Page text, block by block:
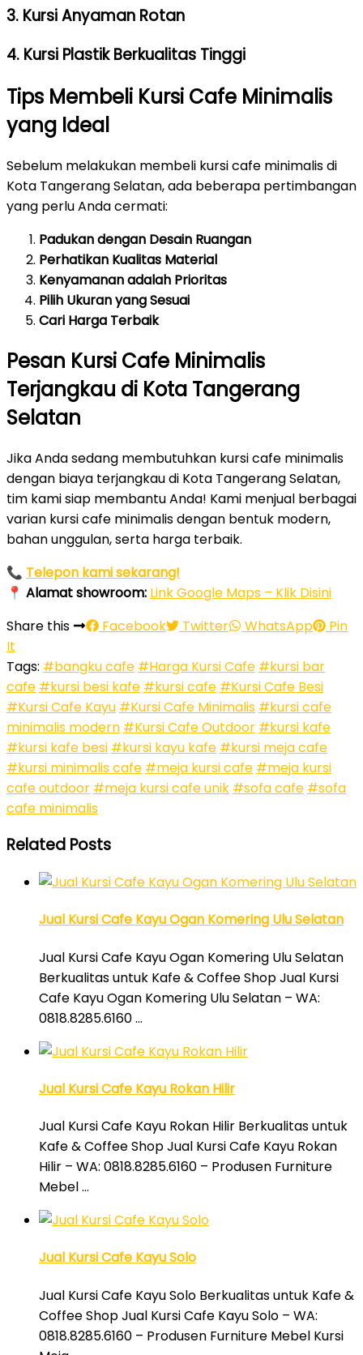
3. Kursi Anyaman Rotan
4. Kursi Plastik Berkualitas Tinggi
Tips Membeli Kursi Cafe Minimalis
yang Ideal
Sebelum melakukan membeli kursi cafe minimalis di
Kota Tangerang Selatan, ada beberapa pertimbangan
yang perlu Anda cermati:
Padukan dengan Desain Ruangan
Perhatikan Kualitas Material
Kenyamanan adalah Prioritas
Pilih Ukuran yang Sesuai
Cari Harga Terbaik
Pesan Kursi Cafe Minimalis
Terjangkau di Kota Tangerang
Selatan
Jika Anda sedang membutuhkan kursi cafe minimalis
dengan biaya terjangkau di Kota Tangerang Selatan,
tim kami siap membantu Anda! Kami menjual berbagai
varian kursi cafe minimalis dengan bentuk modern,
bahan unggulan, serta harga terbaik.
📞 Telepon kami sekarang!
📍 Alamat showroom: Link Google Maps – Klik Disini
Share this
Facebook Twitter WhatsApp
Pin
It
Tags: #bangku cafe #Harga Kursi Cafe #kursi bar
cafe #kursi besi kafe #kursi cafe #Kursi Cafe Besi
#Kursi Cafe Kayu #Kursi Cafe Minimalis #kursi cafe
minimalis modern #Kursi Cafe Outdoor #kursi kafe
#kursi kafe besi #kursi kayu kafe #kursi meja cafe
#kursi minimalis cafe #meja kursi cafe #meja kursi
cafe outdoor #meja kursi cafe unik #sofa cafe #sofa
cafe minimalis
Related Posts
Jual Kursi Cafe Kayu Ogan Komering Ulu Selatan
Jual Kursi Cafe Kayu Ogan Komering Ulu Selatan
Berkualitas untuk Kafe & Coffee Shop Jual Kursi
Cafe Kayu Ogan Komering Ulu Selatan – WA:
0818.8285.6160 …
Jual Kursi Cafe Kayu Rokan Hilir
Jual Kursi Cafe Kayu Rokan Hilir Berkualitas untuk
Kafe & Coffee Shop Jual Kursi Cafe Kayu Rokan
Hilir – WA: 0818.8285.6160 – Produsen Furniture
Mebel …
Jual Kursi Cafe Kayu Solo
Jual Kursi Cafe Kayu Solo Berkualitas untuk Kafe &
Coffee Shop Jual Kursi Cafe Kayu Solo – WA:
0818.8285.6160 – Produsen Furniture Mebel Kursi